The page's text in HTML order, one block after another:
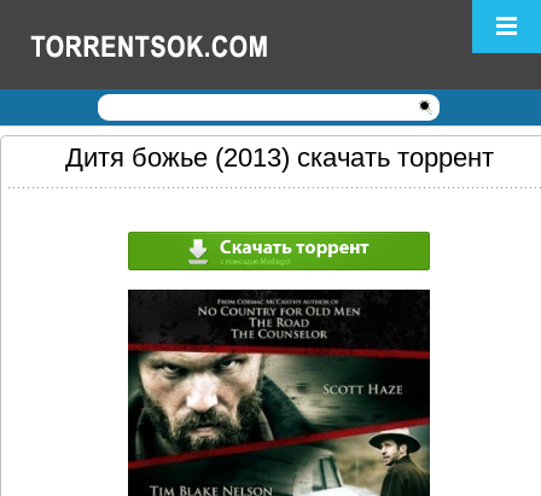
Логин: Пароль:
Регистрация Забыли пароль?
Дитя божье (2013) скачать торрент